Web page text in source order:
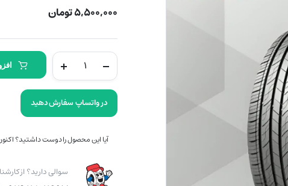
۵,۵۰۰,۰۰۰تومان
کومهو
TA21
در واتساپ سفارش دهید
آیا این محصول را دوست داشتید؟
سوالی دارید؟ از